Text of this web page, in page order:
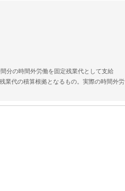
分の時間外労働を固定残業代として支給
業代の積算根拠となるもの。実際の時間外労